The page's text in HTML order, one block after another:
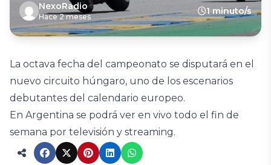
NexoRadio
Hace 2 meses
1 minuto/s
La octava fecha del campeonato se disputará en el
nuevo circuito húngaro, uno de los escenarios
debutantes del calendario europeo.
En Argentina se podrá ver en vivo todo el fin de
semana por televisión y streaming.